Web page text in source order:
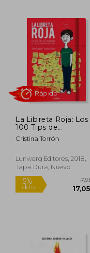
5%
dcto.
La Libreta Roja: Los
100 Tips de
Paternidad que Todo
Bebé Debería Traer
(Ilustración)
Cristina Torrón
Lunwerg Editores, 2018,
Tapa Dura, Nuevo